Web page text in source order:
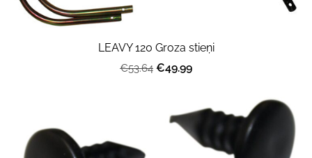
LEAVY 120 Groza stieņi
€53.64 €49.99